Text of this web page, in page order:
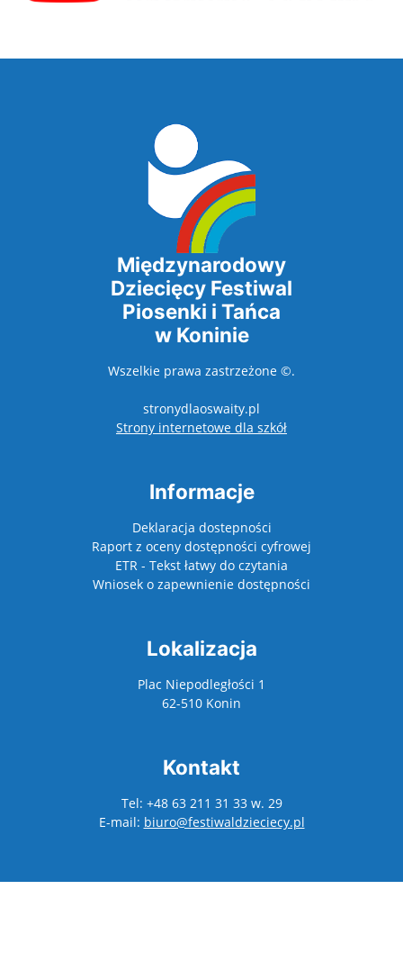
Międzynarodowy
Dziecięcy Festiwal
Piosenki i Tańca
w Koninie
Wszelkie prawa zastrzeżone ©.
stronydlaoswaity.pl
Strony internetowe dla szkółotwiera się w
Informacje
Deklaracja dostepności
Raport z oceny dostępności cyfrowej
ETR - Tekst łatwy do czytania
Wniosek o zapewnienie dostępności
Lokalizacja
Plac Niepodległości 1
62-510 Konin
Kontakt
Tel: +48 63 211 31 33 w. 29
E-mail: biuro@festiwaldzieciecy.pl